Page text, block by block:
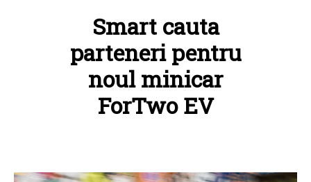
Smart cauta
parteneri pentru
noul minicar
ForTwo EV